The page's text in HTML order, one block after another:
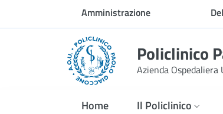
Skip to Main ContentAmministrazione
trasparente
Policlinico
Azienda
Home Il Policlinico